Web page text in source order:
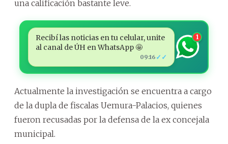
una calificación bastante leve.
Recibí las noticias en tu celular, unite
al canal de ÚH en WhatsApp 🤩
09:16 ✓✓
1
Actualmente la investigación se encuentra a cargo
de la dupla de fiscalas Uemura-Palacios, quienes
fueron recusadas por la defensa de la ex concejala
municipal.